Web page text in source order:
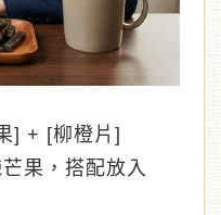
] + [柳橙片]
果，搭配放入